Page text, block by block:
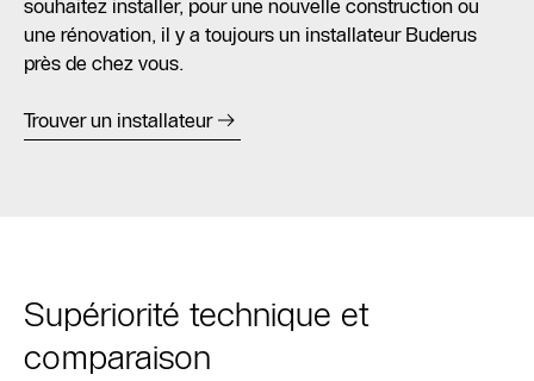
souhaitez installer, pour une nouvelle construction ou
une rénovation, il y a toujours un installateur Buderus
près de chez vous.
Trouver un installateur
Supériorité technique et
comparaison